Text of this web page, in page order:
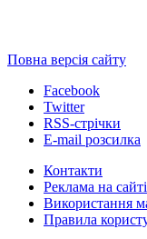
Повна версія сайту
Facebook
Twitter
RSS-стрічки
E-mail розсилка
Контакти
Реклама на сайті
Використання
Правила